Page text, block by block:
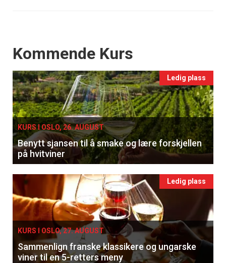
Events
Kommende Kurs
Ledig plass
KURS I OSLO, 26. AUGUST
Benytt sjansen til å smake og lære forskjellen
på hvitviner
Ledig plass
KURS I OSLO, 27. AUGUST
Sammenlign franske klassikere og ungarske
viner til en 5-retters meny